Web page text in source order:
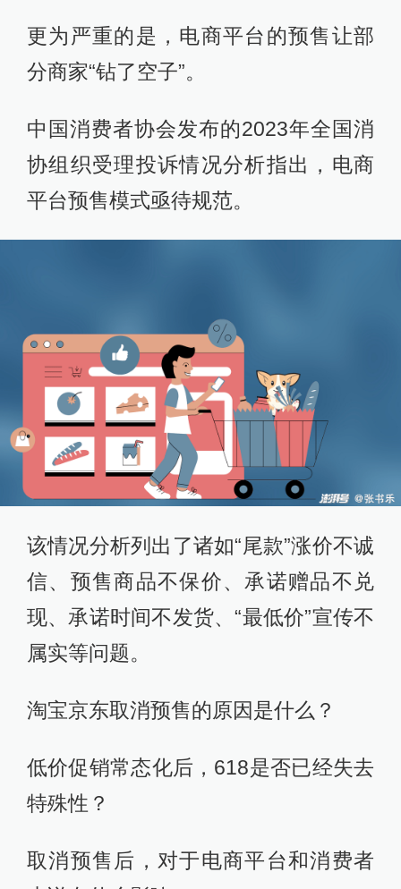
更为严重的是，电商平台的预售让部
分商家“钻了空子”。
中国消费者协会发布的2023年全国消
协组织受理投诉情况分析指出，电商
平台预售模式亟待规范。
该情况分析列出了诸如“尾款”涨价不诚
信、预售商品不保价、承诺赠品不兑
现、承诺时间不发货、“最低价”宣传不
属实等问题。
淘宝京东取消预售的原因是什么？
低价促销常态化后，618是否已经失去
特殊性？
取消预售后，对于电商平台和消费者